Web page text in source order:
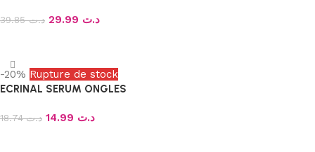
د.ت39.85 د.ت
-20% Rupture de stock
ECRINAL SERUM ONGLES
د.ت18.74 د.ت